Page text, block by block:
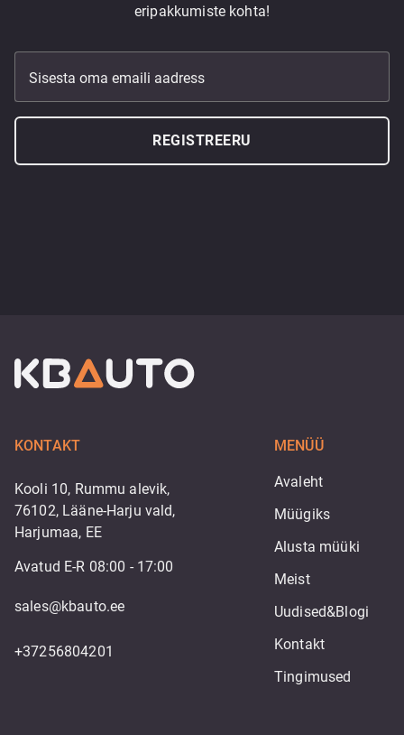
eripakkumiste kohta!
Sisesta oma emaili aadress
REGISTREERU
KONTAKT
Kooli 10, Rummu alevik,
76102, Lääne-Harju vald,
Harjumaa, EE
Avatud E-R 08:00 - 17:00
sales@kbauto.ee
+37256804201
MENÜÜ
Avaleht
Müügiks
Alusta müüki
Meist
Uudised&Blogi
Kontakt
Tingimused